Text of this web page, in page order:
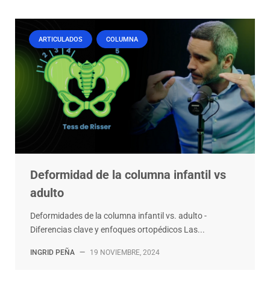
ARTICULADOS COLUMNA
Deformidad de la columna infantil vs
adulto
Deformidades de la columna infantil vs. adulto -
Diferencias clave y enfoques ortopédicos Las...
INGRID PEÑA — 19 NOVIEMBRE, 2024